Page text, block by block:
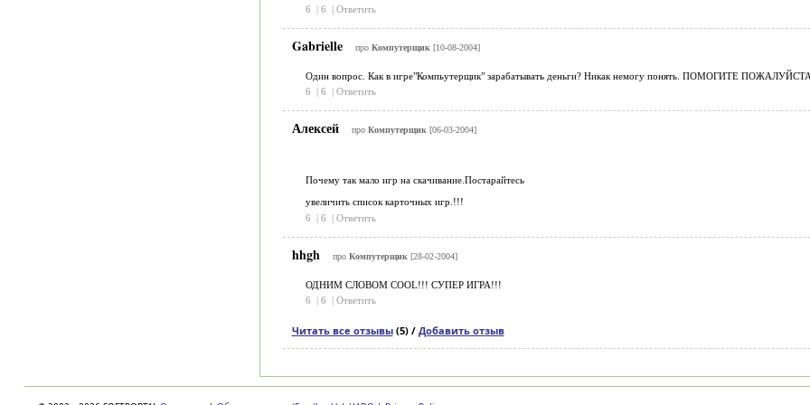
6 | 6 | Ответить
Gabrielle про Компутерщик [10-08-2004]
Один вопрос. Как в игре"Компьутерщик" зарабатывать деньги? Никак немогу понять. ПОМОГИТЕ
6
6 Ответить
Алексей про Компутерщик [06-03-2004]
Почему так мало игр на скачивание.Постарайтесь
увеличить список карточных игр.!!!
6
| 6 | Ответить
hhgh про Компутерщик [28-02-2004]
ОДНИМ СЛОВОМ COOL!!! СУПЕР ИГРА!!!
6
6 Ответить
Читать все отзывы(5) / Добавить отзыв